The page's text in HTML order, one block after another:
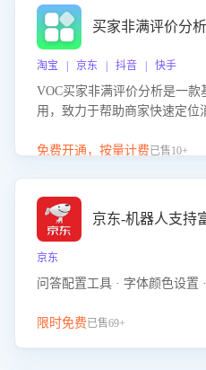
能力，阻断差评扩散，维护品
续提升。
买家非满评价分
淘宝 | 京东 | 抖音 | 快手
VOC买家非满评价分析是一
用，致力于帮助商家快速定位
客服原因或其它部门原因，明
改，有效提升客户满意度和店
免费开通，按量计费已售10+
京东-机器人支持
京东
问答配置工具 · 字体颜色设置
限时免费已售69+